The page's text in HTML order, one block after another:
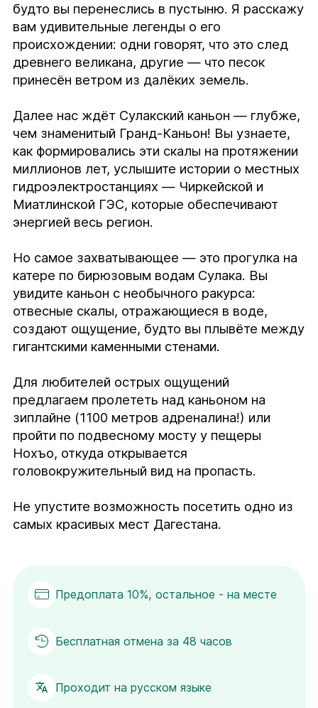
будто вы перенеслись в пустыню. Я расскажу
вам удивительные легенды о его
происхождении: одни говорят, что это след
древнего великана, другие — что песок
принесён ветром из далёких земель.
Далее нас ждёт Сулакский каньон — глубже,
чем знаменитый Гранд-Каньон! Вы узнаете,
как формировались эти скалы на протяжении
миллионов лет, услышите истории о местных
гидроэлектростанциях — Чиркейской и
Миатлинской ГЭС, которые обеспечивают
энергией весь регион.
Но самое захватывающее — это прогулка на
катере по бирюзовым водам Сулака. Вы
увидите каньон с необычного ракурса:
отвесные скалы, отражающиеся в воде,
создают ощущение, будто вы плывёте между
гигантскими каменными стенами.
Для любителей острых ощущений
предлагаем пролететь над каньоном на
зиплайне (1100 метров адреналина!) или
пройти по подвесному мосту у пещеры
Нохъо, откуда открывается
головокружительный вид на пропасть.
Не упустите возможность посетить одно из
самых красивых мест Дагестана.
Предоплата 10%, остальное - на месте
Бесплатная отмена за 48 часов
Проходит на русском языке